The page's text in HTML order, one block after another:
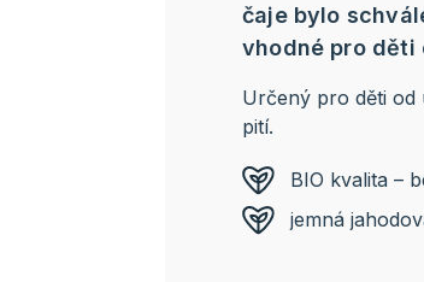
čaje bylo
vhodné pro děti
Určený pro děti od
pití.
BIO kvalita –
jemná